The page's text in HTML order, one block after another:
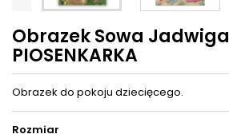
Obrazek Sowa Jadwiga
PIOSENKARKA
Obrazek do pokoju dziecięcego.
Rozmiar